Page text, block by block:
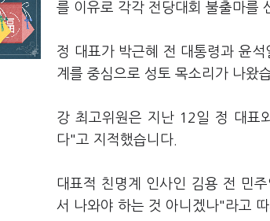
를 이유로 각각 전당대회 불출마를
정 대표가 박근혜 전 대통령과 윤
계를 중심으로 성토 목소리가 나왔
강 최고위원은 지난 12일 정 대표
다"고 지적했습니다.
대표적 친명계 인사인 김용 전 민
서 나와야 하는 것 아니겠나"라고